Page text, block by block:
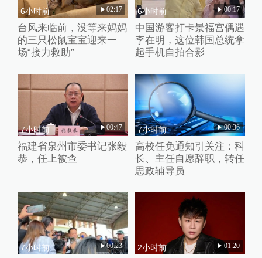
6小时前 02:17
台风来临前，没等来妈妈
的三只松鼠宝宝迎来一
场“接力救助”
6小时前 00:17
中国游客打卡景福宫偶遇
李在明，这位韩国总统拿
起手机自拍合影
7小时前 00:47
福建省泉州市委书记张毅
恭，任上被查
7小时前 00:36
高校任免通知引关注：科
长、主任自愿辞职，转任
思政辅导员
7小时前 00:23 2小时前 01:20